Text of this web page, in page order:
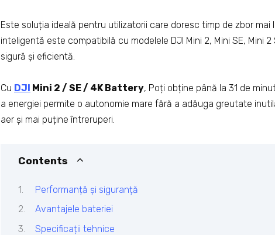
Este soluția ideală pentru utilizatorii care doresc timp de zbor
inteligentă este compatibilă cu modelele DJI Mini 2, Mini SE, Mini
sigură și eficientă.
Cu DJI Mini 2 / SE / 4K Battery, Poți obține până la 31 de
a energiei permite o autonomie mare fără a adăuga greutate
aer și mai puține întreruperi.
Contents
Performanță și siguranță
Avantajele bateriei
Specificații tehnice